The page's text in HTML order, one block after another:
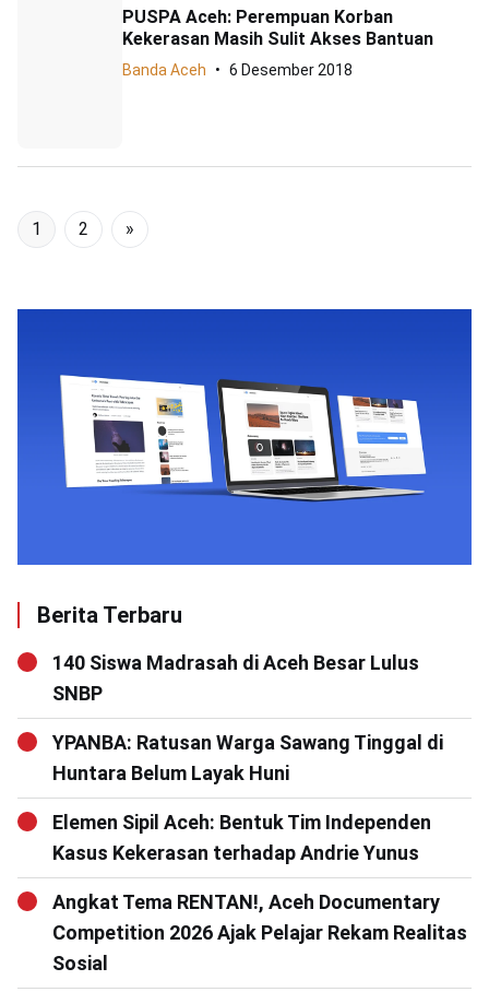
PUSPA Aceh: Perempuan Korban
Kekerasan Masih Sulit Akses Bantuan
Banda Aceh 6 Desember 2018
1 2 »
Berita Terbaru
140 Siswa Madrasah di Aceh Besar Lulus
SNBP
YPANBA: Ratusan Warga Sawang Tinggal di
Huntara Belum Layak Huni
Elemen Sipil Aceh: Bentuk Tim Independen
Kasus Kekerasan terhadap Andrie Yunus
Angkat Tema RENTAN!, Aceh Documentary
Competition 2026 Ajak Pelajar Rekam Realitas
Sosial